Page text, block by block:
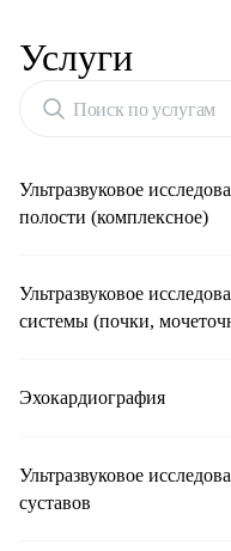
Услуги
Поиск по услугам
Ультразвуковое
полости (комплексное)
Ультразвуковое
системы (почки,
Эхокардиография
Ультразвуковое
суставов